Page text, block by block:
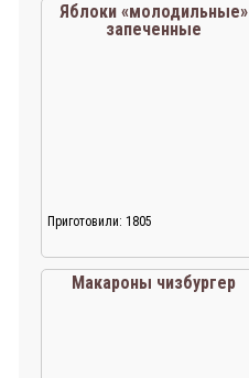
Яблоки «молодильные»
запеченные
Приготовили: 1805
Макароны чизбургер